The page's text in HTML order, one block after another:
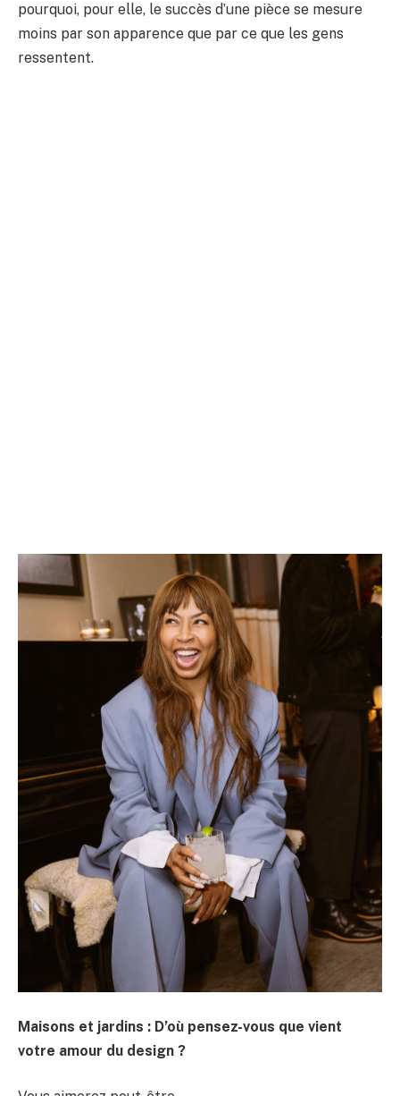
pourquoi, pour elle, le succès d’une pièce se mesure
moins par son apparence que par ce que les gens
ressentent.
Maisons et jardins : D’où pensez-vous que vient
votre amour du design ?